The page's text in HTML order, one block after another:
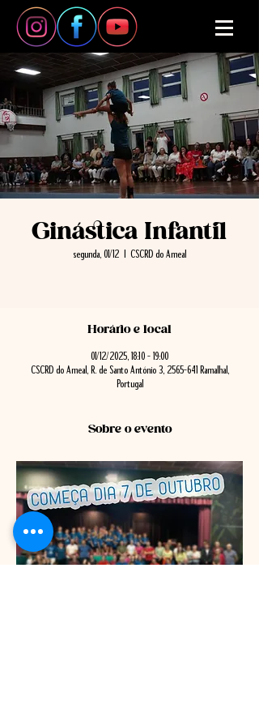
Ginástica Infantil
segunda, 01/12 CSCRD do Ameal
Horário e local
01/12/2025, 18:10 – 19:00
CSCRD do Ameal, R. de Santo António 3, 2565-641 Ramalhal,
Portugal
Sobre o evento